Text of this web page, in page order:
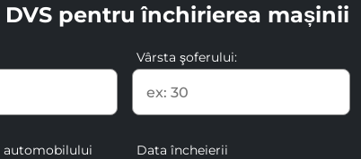
pentru închirierea mașinii
Vârsta şoferului:
automobilului Data încheierii